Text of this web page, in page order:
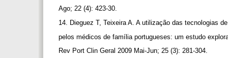
Ago; 22 (4): 423-30.
14. Dieguez T, Teixeira A. A utilização das tecnologias
pelos médicos de família portugueses: um estudo
Rev Port Clin Geral 2009 Mai-Jun; 25 (3): 281-304.